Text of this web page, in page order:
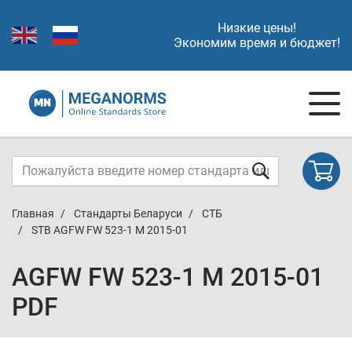
Низкие цены!
Экономим время и бюджет!
Главная Стандарты Беларуси
СТБ
STB AGFW FW 523-1 M 2015-01
AGFW FW 523-1 M 2015-01
PDF